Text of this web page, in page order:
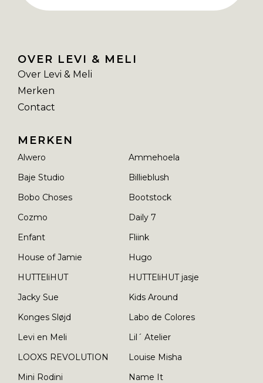
OVER LEVI & MELI
Over Levi & Meli
Merken
Contact
MERKEN
Alwero
Ammehoela
Baje Studio
Billieblush
Bobo Choses
Bootstock
Cozmo
Daily 7
Enfant
Fliink
House of Jamie
Hugo
HUTTEliHUT
HUTTEliHUT jasje
Jacky Sue
Kids Around
Konges Sløjd
Labo de Colores
Levi en Meli
Lil´ Atelier
LOOXS REVOLUTION
Louise Misha
Mini Rodini
Name It